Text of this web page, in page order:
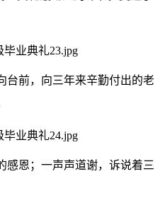
台前，向三年来辛勤付出的老
感恩；一声声道谢，诉说着三